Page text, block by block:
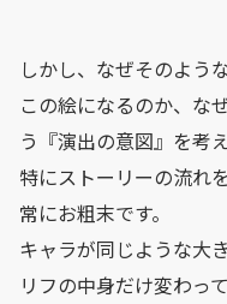
しかし、なぜそのよう
この絵になるのか、な
う『演出の意図』を考
特にストーリーの流れ
常にお粗末です。
キャラが同じような大
リフの中身だけ変わっ